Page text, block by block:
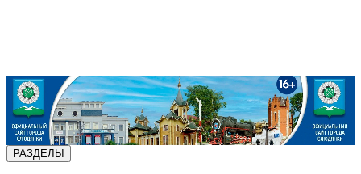
РАЗДЕЛЫ